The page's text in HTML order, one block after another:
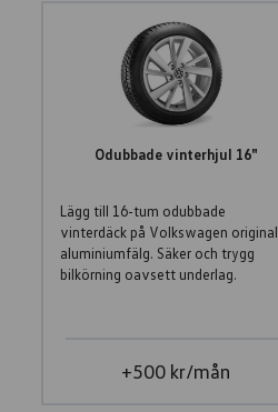
Odubbade vinterhjul 16"
Lägg till 16-tum odubbade
vinterdäck på Volkswagen original
aluminiumfälg. Säker och trygg
bilkörning oavsett underlag.
+500 kr/mån